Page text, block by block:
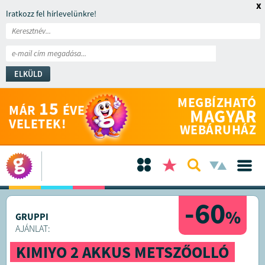
Iratkozz fel hírlevelünkre!
ELKÜLD
x
MÁR 15 ÉVE
VELETEK!
MEGBÍZHATÓ
MAGYAR
WEBÁRUHÁZ
-60%
GRUPPI
AJÁNLAT:
KIMIYO 2 AKKUS METSZŐOLLÓ